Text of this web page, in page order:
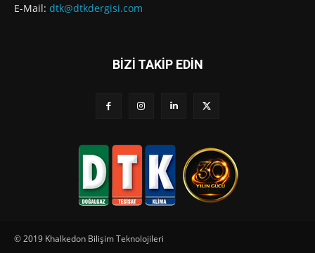
E-Mail: dtk@dtkdergisi.com
BİZİ TAKİP EDİN
© 2019 Khalkedon Bilişim Teknolojileri